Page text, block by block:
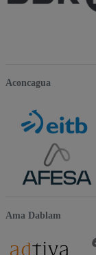
Aconcagua
Ama Dablam